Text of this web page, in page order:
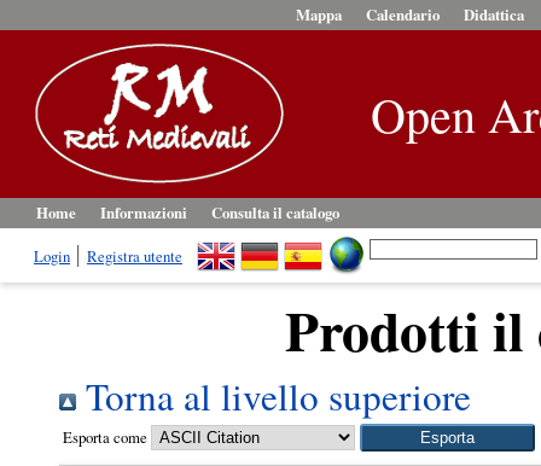
Mappa Calendario Didattica
Open
Home Informazioni
Consulta il catalogo
Login
Registra utente
Prodotti il
Torna al livello superiore
Esporta come